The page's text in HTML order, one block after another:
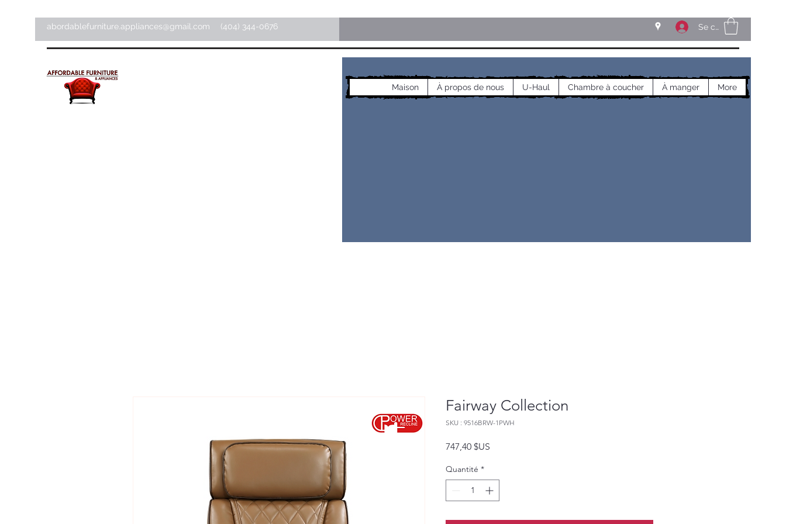
abordablefurniture.appliances@gmail.com (404) 344-0676 Se connecter
Maison À propos de nous U-Haul Chambre à coucher À manger More
Fairway Collection
SKU : 9516BRW-1PWH
747,40 $US
Quantité *